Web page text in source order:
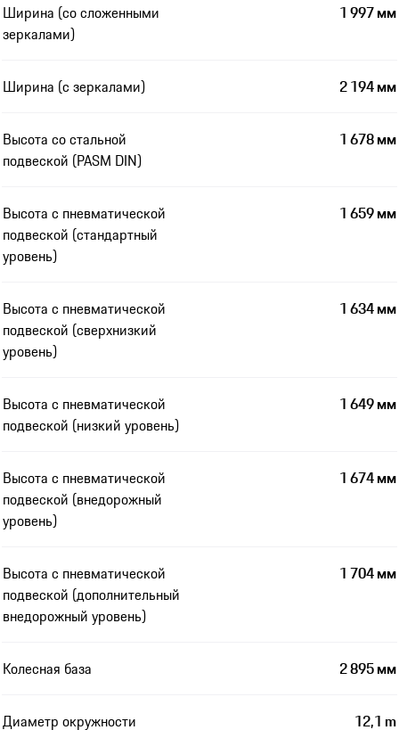
Ширина (со сложенными
зеркалами)
1 997 мм
Ширина (с зеркалами) 2 194 мм
Высота со стальной
подвеской (PASM DIN)
1 678 мм
Высота с пневматической
подвеской (стандартный
уровень)
1 659 мм
Высота с пневматической
подвеской (сверхнизкий
уровень)
1 634 мм
Высота с пневматической
подвеской (низкий уровень)
1 649 мм
Высота с пневматической
подвеской (внедорожный
уровень)
1 674 мм
Высота с пневматической
подвеской (дополнительный
внедорожный уровень)
1 704 мм
Колесная база 2 895 мм
Диаметр окружности 12,1 m